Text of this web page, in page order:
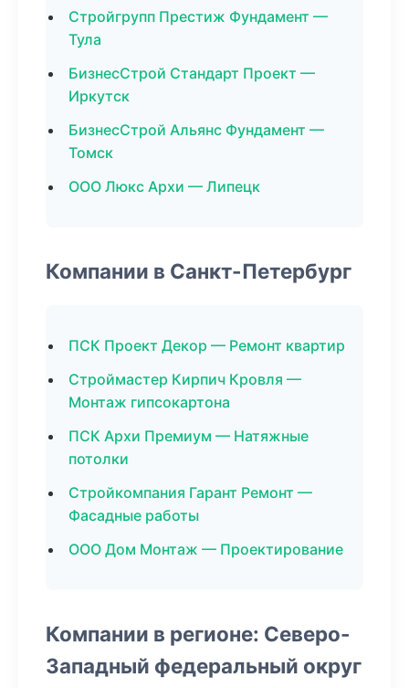
Стройгрупп Престиж Фундамент —
Тула
БизнесСтрой Стандарт Проект —
Иркутск
БизнесСтрой Альянс Фундамент —
Томск
ООО Люкс Архи — Липецк
Компании в Санкт-Петербург
ПСК Проект Декор — Ремонт квартир
Строймастер Кирпич Кровля —
Монтаж гипсокартона
ПСК Архи Премиум — Натяжные
потолки
Стройкомпания Гарант Ремонт —
Фасадные работы
ООО Дом Монтаж — Проектирование
Компании в регионе: Северо-
Западный федеральный округ